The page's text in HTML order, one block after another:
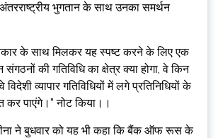
भुगतान के साथ उनका समर्थन
के साथ मिलकर यह स्पष्ट करने के लिए एक
संगठनों की गतिविधि का क्षेत्र क्या होगा, वे किन
व्यापार गतिविधियों में लगे प्रतिनिधियों के
कर पाएंगे।” नोट किया।।
ने बुधवार को यह भी कहा कि बैंक ऑफ रूस के